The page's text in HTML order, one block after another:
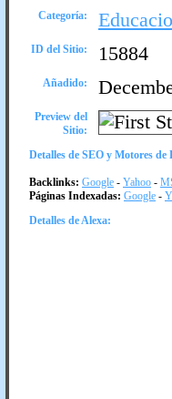
Categoría:
ID del Sitio: 15884
Añadido:
Preview del
Sitio:
Detalles de SEO y Motores de
Backlinks: Google - Yahoo -
Páginas Indexadas: Google -
Detalles de Alexa: